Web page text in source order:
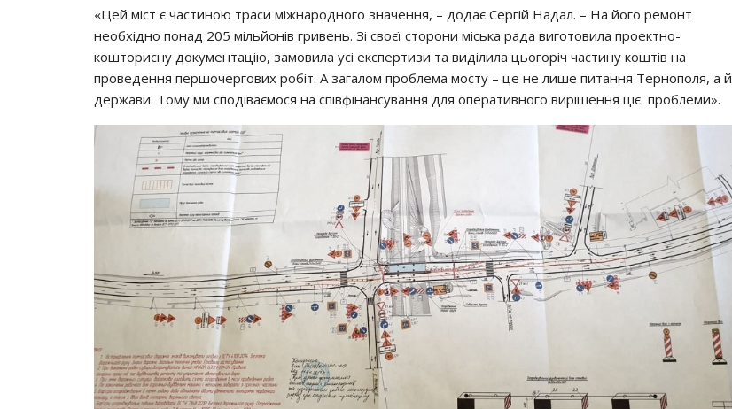
«Цей міст є частиною траси міжнародного значення, – додає Сергій Надал. – На його ремонт
необхідно понад 205 мільйонів гривень. Зі своєї сторони міська рада виготовила проектно-
кошторисну документацію, замовила усі експертизи та виділила цьогоріч частину коштів на
проведення першочергових робіт. А загалом проблема мосту – це не лише питання Тернополя, а й
держави. Тому ми сподіваємося на співфінансування для оперативного вирішення цієї проблеми».